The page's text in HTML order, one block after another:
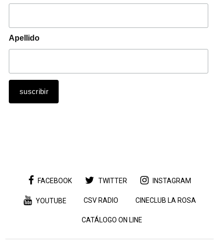
Apellido
FACEBOOK TWITTER INSTAGRAM
YOUTUBE CSV RADIO CINECLUB LA ROSA
CATÁLOGO ON LINE